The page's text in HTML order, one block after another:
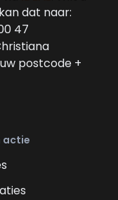
dat naar:
47
postcode +
actie